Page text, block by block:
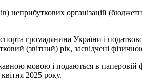
неприбуткових організацій
громадянина України і
(звітний) рік, засвідчені
мовою і подаються в
2025 року.